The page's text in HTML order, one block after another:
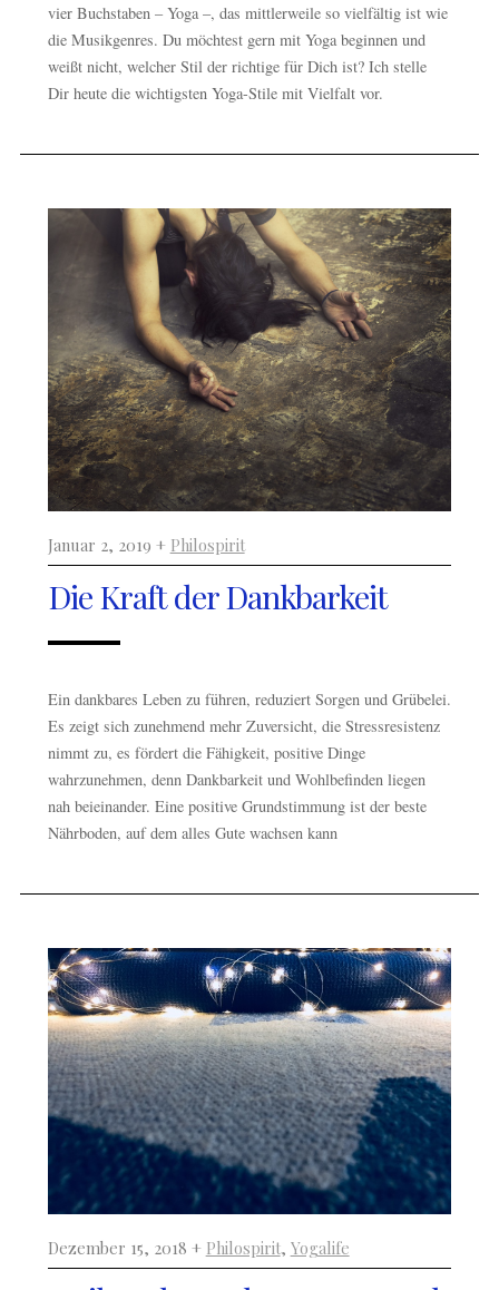
vier Buchstaben – Yoga –, das mittlerweile so vielfältig ist wie
die Musikgenres. Du möchtest gern mit Yoga beginnen und
weißt nicht, welcher Stil der richtige für Dich ist? Ich stelle
Dir heute die wichtigsten Yoga-Stile mit Vielfalt vor.
Januar 2, 2019 + Philospirit
Die Kraft der Dankbarkeit
Ein dankbares Leben zu führen, reduziert Sorgen und Grübelei.
Es zeigt sich zunehmend mehr Zuversicht, die Stressresistenz
nimmt zu, es fördert die Fähigkeit, positive Dinge
wahrzunehmen, denn Dankbarkeit und Wohlbefinden liegen
nah beieinander. Eine positive Grundstimmung ist der beste
Nährboden, auf dem alles Gute wachsen kann
Dezember 15, 2018 + Philospirit, Yogalife